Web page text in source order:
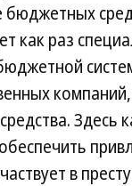
бюджетных
как раз
Здесь
в